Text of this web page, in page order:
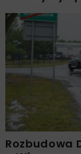
Rozbudowa